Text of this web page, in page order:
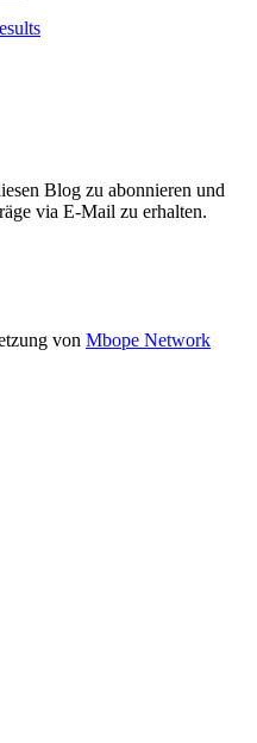
Blog zu abonnieren und
via E-Mail zu erhalten.
von Mbope Network